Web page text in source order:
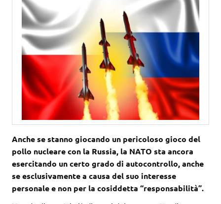
Anche se stanno giocando un pericoloso gioco del
pollo nucleare con la Russia, la NATO sta ancora
esercitando un certo grado di autocontrollo, anche
se esclusivamente a causa del suo interesse
personale e non per la cosiddetta “responsabilità”.